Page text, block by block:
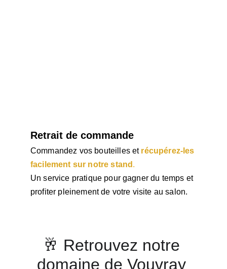
Commandez vos bouteilles et récupérez-les
facilement sur notre stand .
Un service pratique pour gagner du temps et
profiter pleinement de votre visite au salon.
Retrait de commande
🥂 Retrouvez notre
domaine de Vouvray